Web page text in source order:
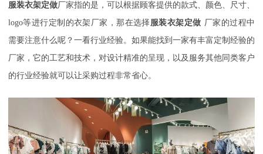
服装衣架定做厂家指的是，可以根据顾客提供的款式、颜色、尺寸、
logo等进行定制的衣架厂家，那在选择 服装衣架定做 厂家的过程中
需要注意什么呢？ 一看行业经验。如果能找到一家有丰富定制经验的
厂家，它的工艺和技术，对设计精准的呈现，以及服务其他同类客户
的行业经验就可以让采购过程非常省心。